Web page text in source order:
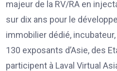
majeur de la RV/RA en
sur dix ans pour le
immobilier dédié,
130 exposants d’Asie, des
participent à Laval Virtual